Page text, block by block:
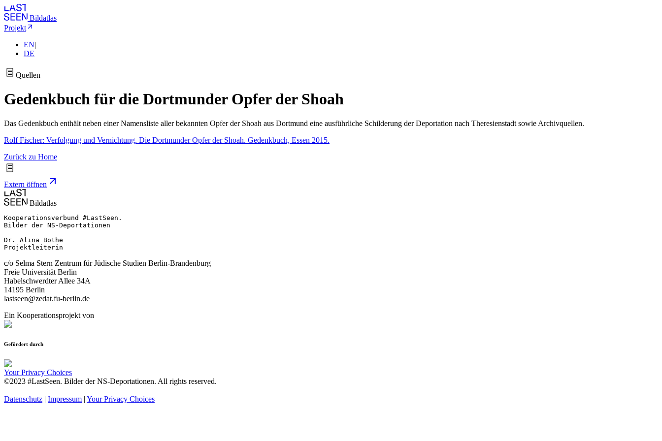
Bildatlas
Projekt
EN|
DE
Quellen
Gedenkbuch für die Dortmunder Opfer der Shoah
Das Gedenkbuch enthält neben einer Namensliste aller bekannten Opfer der Shoah aus Dortmund eine ausführliche Schilderung der Deportation nach Theresienstadt sowie Archivquellen.
Rolf Fischer: Verfolgung und Vernichtung. Die Dortmunder Opfer der Shoah. Gedenkbuch, Essen 2015.
Zurück zu Home
Extern öffnen
Bildatlas
Kooperationsverbund #LastSeen.
Bilder der NS-Deportationen
Dr. Alina Bothe
Projektleiterin
c/o Selma Stern Zentrum für Jüdische Studien Berlin-Brandenburg
Freie Universität Berlin
Habelschwerdter Allee 34A
14195 Berlin
lastseen@zedat.fu-berlin.de
Ein Kooperationsprojekt von
Gefördert durch
Your Privacy Choices
©2023 #LastSeen. Bilder der NS-Deportationen. All rights reserved.
Datenschutz | Impressum | Your Privacy Choices